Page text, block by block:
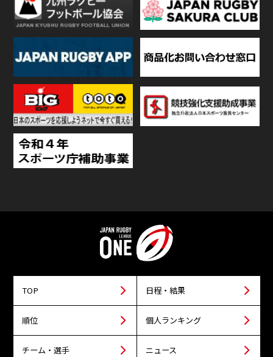
TOP 日程・結果
順位 個人ランキング
チーム・選手 ニュース